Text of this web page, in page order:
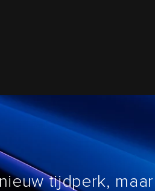
tijdperk, maar